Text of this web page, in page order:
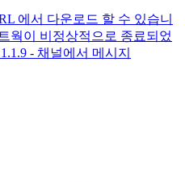
에서 다운로드 할 수 있습니
웍이 비정상적으로 종료되었
- 채널에서 메시지